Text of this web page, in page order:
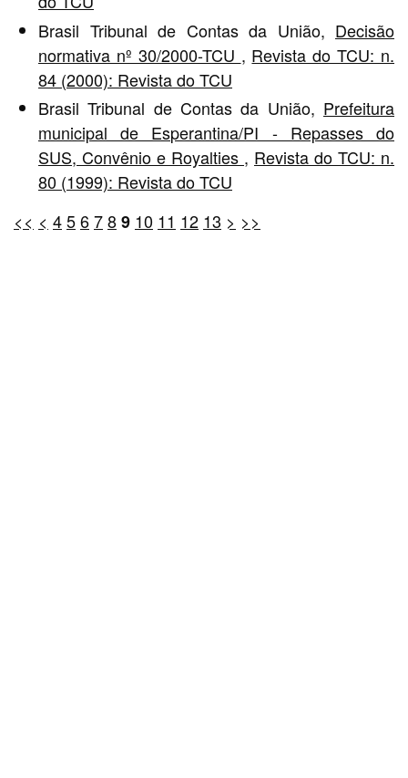
Brasil Tribunal de Contas da União, Decisão
normativa nº 30/2000-TCU , Revista do TCU: n.
84 (2000): Revista do TCU
Brasil Tribunal de Contas da União, Prefeitura
municipal de Esperantina/PI - Repasses do
SUS, Convênio e Royalties , Revista do TCU: n.
80 (1999): Revista do TCU
<< < 456789 10 11 12 13 > >>